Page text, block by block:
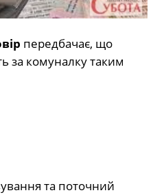
передбачає, що
за комуналку таким
та поточний